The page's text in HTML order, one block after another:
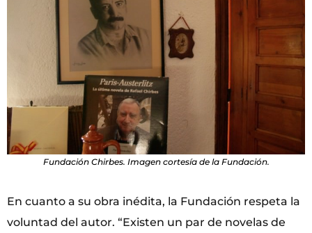
Fundación Chirbes. Imagen cortesía de la Fundación.
En cuanto a su obra inédita, la Fundación respeta la
voluntad del autor. “Existen un par de novelas de